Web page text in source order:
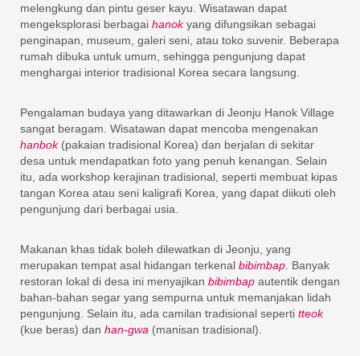
melengkung dan pintu geser kayu. Wisatawan dapat
mengeksplorasi berbagai hanokyang difungsikan sebagai
penginapan, museum, galeri seni, atau toko suvenir. Beberapa
rumah dibuka untuk umum, sehingga pengunjung dapat
menghargai interior tradisional Korea secara langsung.
Pengalaman budaya yang ditawarkan di Jeonju Hanok Village
sangat beragam. Wisatawan dapat mencoba mengenakan
hanbok(pakaian tradisional Korea) dan berjalan di sekitar
desa untuk mendapatkan foto yang penuh kenangan. Selain
itu, ada workshop kerajinan tradisional, seperti membuat kipas
tangan Korea atau seni kaligrafi Korea, yang dapat diikuti oleh
pengunjung dari berbagai usia.
Makanan khas tidak boleh dilewatkan di Jeonju, yang
merupakan tempat asal hidangan terkenal bibimbap . Banyak
restoran lokal di desa ini menyajikan bibimbap autentik dengan
bahan-bahan segar yang sempurna untuk memanjakan lidah
pengunjung. Selain itu, ada camilan tradisional seperti tteok
(kue beras) dan han-gwa (manisan tradisional).